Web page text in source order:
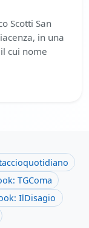
Scotti San
in una
cui nome
TGComa
IlDisagio